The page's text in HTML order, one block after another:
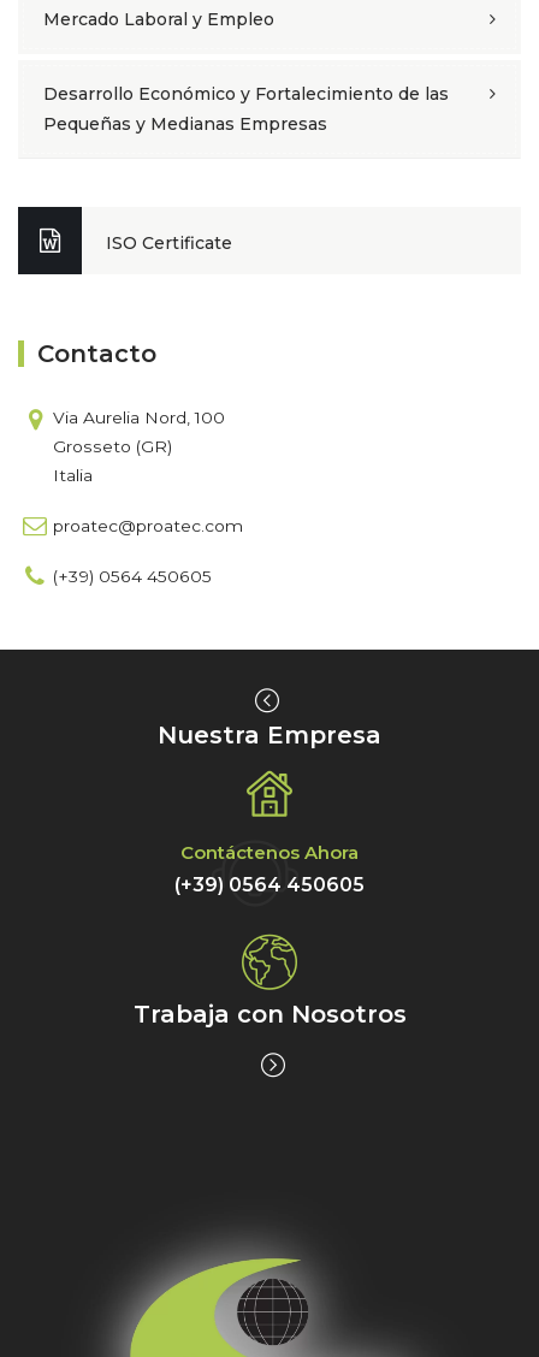
Mercado Laboral y Empleo
Desarrollo Económico y Fortalecimiento de las
Pequeñas y Medianas Empresas
ISO Certificate
Contacto
Via Aurelia Nord, 100
Grosseto (GR)
Italia
proatec@proatec.com
(+39) 0564 450605
Nuestra Empresa
Contáctenos Ahora
(+39) 0564 450605
Trabaja con Nosotros